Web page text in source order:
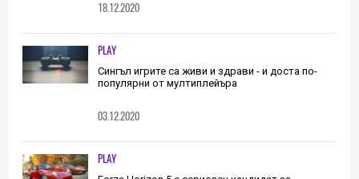
18.12.2020
PLAY
Сингъл игрите са живи и здрави - и доста по-
популярни от мултиплейъра
03.12.2020
PLAY